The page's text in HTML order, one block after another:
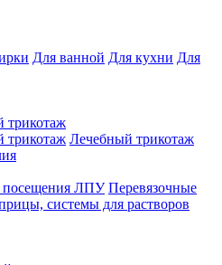
Для ванной Для кухни Для
трикотаж
трикотаж Лечебный трикотаж
посещения ЛПУ Перевязочные
системы для растворов